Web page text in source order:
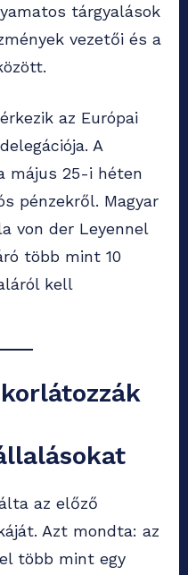
tárgyalások
vezetői és a
az Európai
A
május 25-i héten
pénzekről. Magyar
von der Leyennel
több mint 10
kell
az előző
Azt mondta: az
több mint egy